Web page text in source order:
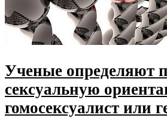
Ученые определяют
сексуальную
гомосексуалист или